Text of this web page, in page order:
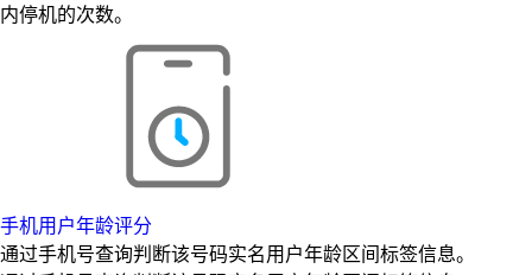
内停机的次数。
手机用户年龄评分
通过手机号查询判断该号码实名用户年龄区间标签信息。